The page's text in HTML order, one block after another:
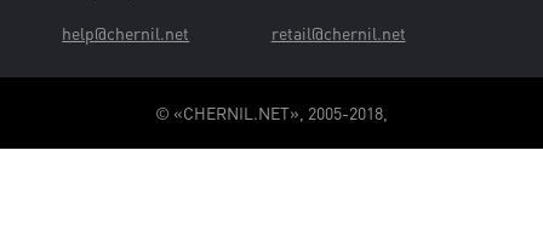
help@chernil.net retail@chernil.net
© «CHERNIL.NET», 2005-2018,